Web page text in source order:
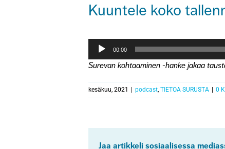
Kuuntele koko
Äänitoistin
00:00
Surevan kohtaaminen -hanke jakaa
kesäkuu, 2021 podcast, TIETOA SURUSTA 0
Jaa artikkeli sosiaalisessa